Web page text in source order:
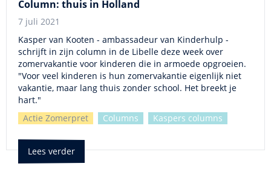
Column: thuis in Holland
7 juli 2021
Kasper van Kooten - ambassadeur van Kinderhulp -
schrijft in zijn column in de Libelle deze week over
zomervakantie voor kinderen die in armoede opgroeien.
"Voor veel kinderen is hun zomervakantie eigenlijk niet
vakantie, maar lang thuis zonder school. Het breekt je
hart."
Actie Zomerpret
Columns Kaspers columns
Lees verder